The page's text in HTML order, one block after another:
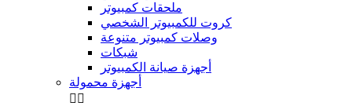
ملحقات كمبيوتر
كروت للكمبيوتر الشخصي
وصلات كمبيوتر متنوعة
شبكات
أجهزة صيانة الكمبيوتر
أجهزة محمولة
 